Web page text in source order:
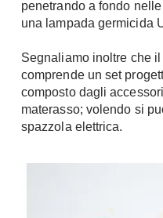
penetrando a fondo
una lampada germicida
Segnaliamo inoltre che
comprende un set
composto dagli
materasso; volendo si
spazzola elettrica.